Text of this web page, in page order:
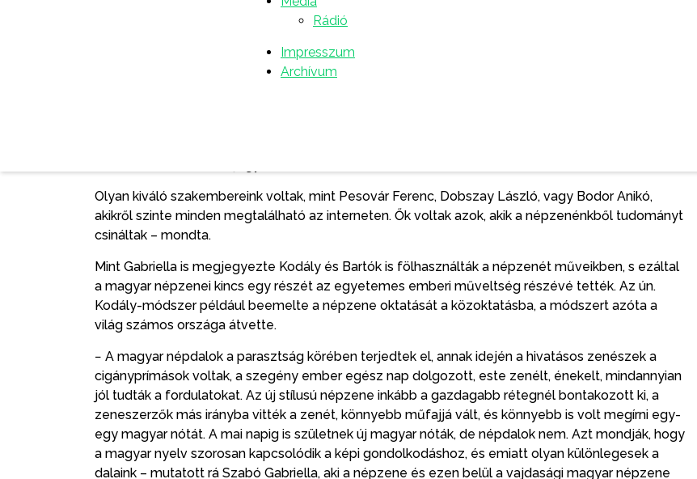
Rádió
Impresszum
Archívum
mostani citerás és tamburás generáció is egyre jobb, mert van kire felnézni. Jómagam sokat
milyenek a magyar népdalok, mi az, ami megkülönbözteti őket, hogyan kell előadni egy-egy
fellépésen. A legfontosabb az, hogy megszólaljon, hiszen így lehet átérezni a lényeget –
Olyan kiváló szakembereink voltak, mint Pesovár Ferenc, Dobszay László, vagy Bodor Anikó,
akikről szinte minden megtalálható az interneten. Ők voltak azok, akik a népzenénkből tudományt
csináltak – mondta.
Mint Gabriella is megjegyezte Kodály és Bartók is fölhasználták a népzenét műveikben, s ezáltal
a magyar népzenei kincs egy részét az egyetemes emberi műveltség részévé tették. Az ún.
Kodály-módszer például beemelte a népzene oktatását a közoktatásba, a módszert azóta a
világ számos országa átvette.
− A magyar népdalok a parasztság körében terjedtek el, annak idején a hivatásos zenészek a
cigányprímások voltak, a szegény ember egész nap dolgozott, este zenélt, énekelt, mindannyian
jól tudták a fordulatokat. Az új stílusú népzene inkább a gazdagabb rétegnél bontakozott ki, a
zeneszerzők más irányba vitték a zenét, könnyebb műfajjá vált, és könnyebb is volt megírni egy-
egy magyar nótát. A mai napig is születnek új magyar nóták, de népdalok nem. Azt mondják, hogy
a magyar nyelv szorosan kapcsolódik a képi gondolkodáshoz, és emiatt olyan különlegesek a
dalaink – mutatott rá Szabó Gabriella, aki a népzene és ezen belül a vajdasági magyar népzene